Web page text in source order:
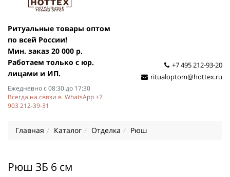
Ритуальные товары оптом
по всей России!
Мин. заказ 20 000 р.
Работаем только с юр.
лицами и ИП.
Ежедневно с 08:30 до 17:30
Всегда на связи в WhatsApp +7
903 212-39-31
+7 495 212-93-20
ritualoptom@hottex.ru
Главная Каталог Отделка Рюш
Рюш ЗБ 6 см